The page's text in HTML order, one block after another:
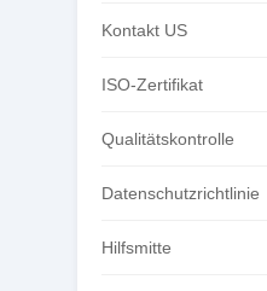
Kontakt US
ISO-Zertifikat
Qualitätskontrolle
Datenschutzrichtlinie
Hilfsmitte